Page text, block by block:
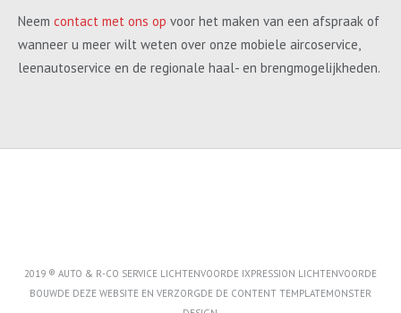
Neem contact met ons op voor het maken van een afspraak of
wanneer u meer wilt weten over onze mobiele aircoservice,
leenautoservice en de regionale haal- en brengmogelijkheden.
2019 ® AUTO & R-CO SERVICE LICHTENVOORDE IXPRESSION LICHTENVOORDE
BOUWDE DEZE WEBSITE EN VERZORGDE DE CONTENT TEMPLATEMONSTER